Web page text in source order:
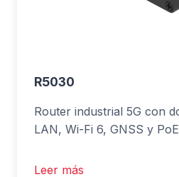
R5030
Router industrial 5G con
LAN, Wi-Fi 6, GNSS y PoE
Leer más